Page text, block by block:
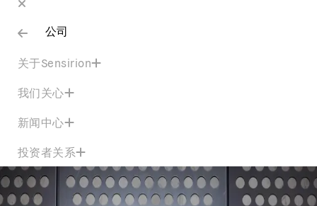
公司
关于Sensirion
我们关心
新闻中心
投资者关系